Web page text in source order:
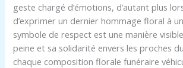
geste chargé d’émotions, d’autant plus
d’exprimer un dernier hommage floral à
symbole de respect est une manière
peine et sa solidarité envers les proches
chaque composition florale funéraire